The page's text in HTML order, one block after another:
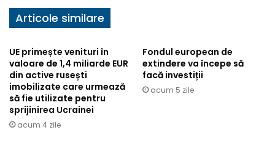
Articole similare
UE primește venituri în
valoare de 1,4 miliarde EUR
din active rusești
imobilizate care urmează
să fie utilizate pentru
sprijinirea Ucrainei
acum 4 zile
Fondul european de
extindere va începe să
facă investiții
acum 5 zile